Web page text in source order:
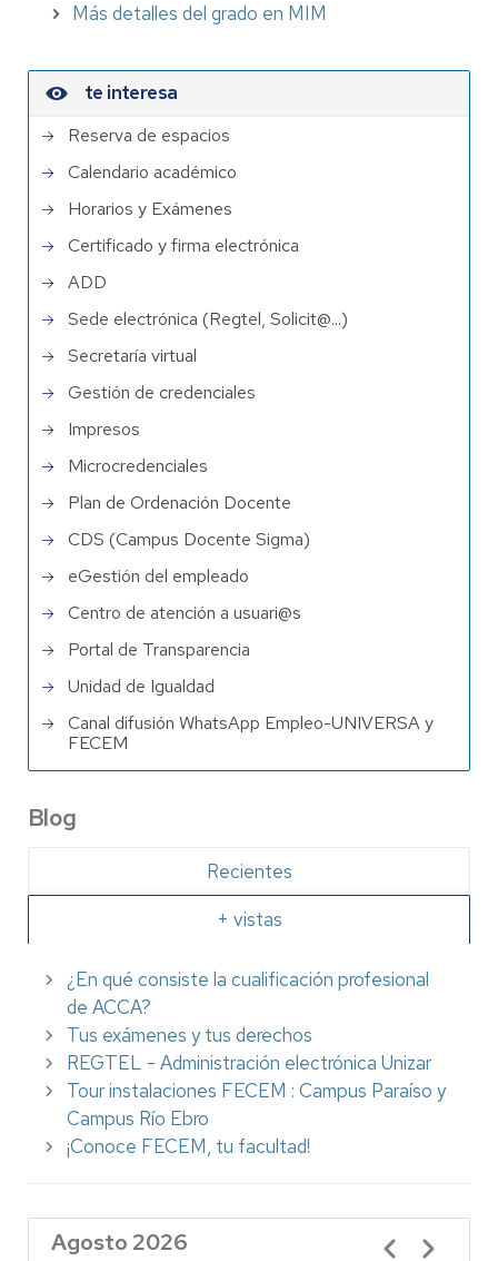
Más detalles del grado en MIM
te interesa
Reserva de espacios
Calendario académico
Horarios y Exámenes
Certificado y firma electrónica
ADD
Sede electrónica (Regtel, Solicit@...)
Secretaría virtual
Gestión de credenciales
Impresos
Microcredenciales
Plan de Ordenación Docente
CDS (Campus Docente Sigma)
eGestión del empleado
Centro de atención a usuari@s
Portal de Transparencia
Unidad de Igualdad
Canal difusión WhatsApp Empleo-UNIVERSA y
FECEM
Blog
Recientes
+ vistas
¿En qué consiste la cualificación profesional
de ACCA?
Tus exámenes y tus derechos
REGTEL - Administración electrónica Unizar
Tour instalaciones FECEM : Campus Paraíso y
Campus Río Ebro
¡Conoce FECEM, tu facultad!
Agosto 2026 Paginación